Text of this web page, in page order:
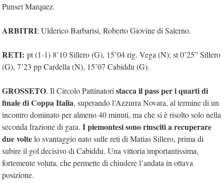
Punset Marquez.
ARBITRI: Ulderico Barbarisi, Roberto Giovine di Salerno.
RETI: pt (1-1) 8’10 Sillero (G), 15’04 rig. Vega (N); st 0’25” Sillero
(G), 7’23 pp Cardella (N), 15’07 Cabiddu (G).
GROSSETO. Il Circolo Pattinatori stacca il pass per i quarti di
finale di Coppa Italia, superando l’Azzurra Novara, al termine di un
incontro dominato per almeno 40 minuti, ma che si è risolto solo nella
seconda frazione di gara. I piemontesi sono riusciti a recuperare
due voltelo svantaggio nato sulle reti di Matias Sillero, prima di
subire il gol decisivo di Cabiddu. Una vittoria importantissima,
fortemente voluta, che permette di chiudere l’andata in ottava
posizione.